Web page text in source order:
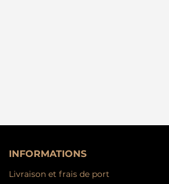
INFORMATIONS
Livraison et frais de port